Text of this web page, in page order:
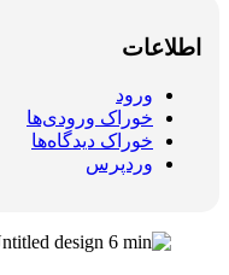
اطلاعات
ورود
خوراک ورودی‌ها
خوراک دیدگاه‌ها
وردپرس